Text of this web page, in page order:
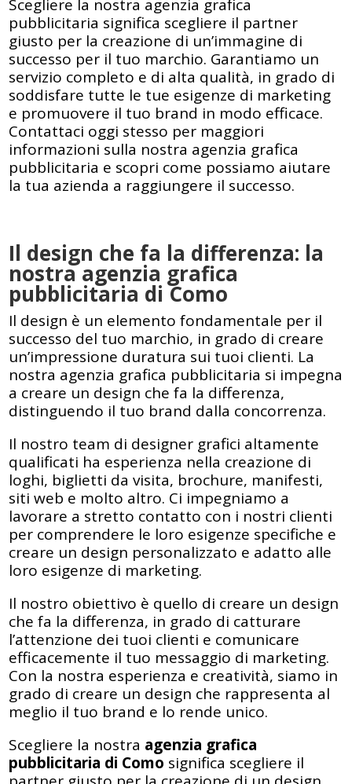
Scegliere la nostra agenzia grafica
pubblicitaria significa scegliere il partner
giusto per la creazione di un’immagine di
successo per il tuo marchio. Garantiamo un
servizio completo e di alta qualità, in grado di
soddisfare tutte le tue esigenze di marketing
e promuovere il tuo brand in modo efficace.
Contattaci oggi stesso per maggiori
informazioni sulla nostra agenzia grafica
pubblicitaria e scopri come possiamo aiutare
la tua azienda a raggiungere il successo.
Il design che fa la differenza: la
nostra agenzia grafica
pubblicitaria di Como
Il design è un elemento fondamentale per il
successo del tuo marchio, in grado di creare
un’impressione duratura sui tuoi clienti. La
nostra agenzia grafica pubblicitaria si impegna
a creare un design che fa la differenza,
distinguendo il tuo brand dalla concorrenza.
Il nostro team di designer grafici altamente
qualificati ha esperienza nella creazione di
loghi, biglietti da visita, brochure, manifesti,
siti web e molto altro. Ci impegniamo a
lavorare a stretto contatto con i nostri clienti
per comprendere le loro esigenze specifiche e
creare un design personalizzato e adatto alle
loro esigenze di marketing.
Il nostro obiettivo è quello di creare un design
che fa la differenza, in grado di catturare
l’attenzione dei tuoi clienti e comunicare
efficacemente il tuo messaggio di marketing.
Con la nostra esperienza e creatività, siamo in
grado di creare un design che rappresenta al
meglio il tuo brand e lo rende unico.
Scegliere la nostra agenzia grafica
pubblicitaria di Como significa scegliere il